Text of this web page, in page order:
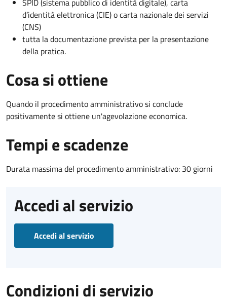
d’identità elettronica (CIE) o carta nazionale dei servizi
(CNS)
tutta la documentazione prevista per la presentazione
della pratica.
Cosa si ottiene
Quando il procedimento amministrativo si conclude
positivamente si ottiene un'agevolazione economica.
Tempi e scadenze
Durata massima del procedimento amministrativo: 30 giorni
Accedi al servizio
Accedi al servizio
Condizioni di servizio